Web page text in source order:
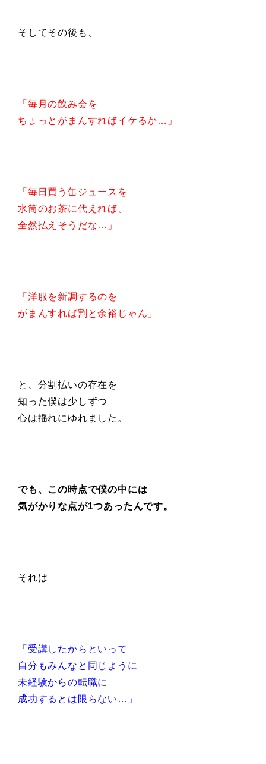
そしてその後も、
「毎月の飲み会を
ちょっとがまんすればイケるか…」
「毎日買う缶ジュースを
水筒のお茶に代えれば、
全然払えそうだな…」
「洋服を新調するのを
がまんすれば割と余裕じゃん」
と、分割払いの存在を
知った僕は少しずつ
心は揺れにゆれました。
でも、この時点で僕の中には
気がかりな点が1つあったんです。
それは
「受講したからといって
自分もみんなと同じように
未経験からの転職に
成功するとは限らない…」